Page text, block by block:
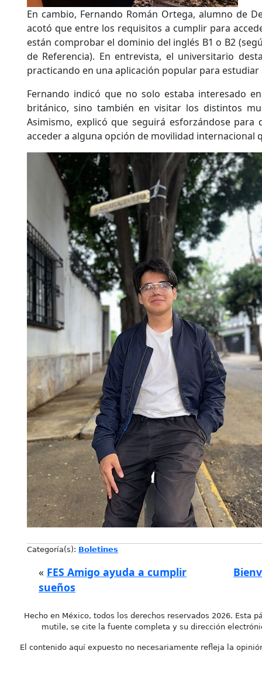
En cambio, Fernando Román Ortega, alumno de
acotó que entre los requisitos a cumplir para
están comprobar el dominio del inglés B1 o B2
de Referencia). En entrevista, el universitario
practicando en una aplicación popular para estudiar
Fernando indicó que no solo estaba interesado
británico, sino también en visitar los distintos
Asimismo, explicó que seguirá esforzándose para
acceder a alguna opción de movilidad internacional
Categoría(s): Boletines
« FES Amigo ayuda a cumplir
sueños
Hecho en México, todos los derechos reservados 2026. Esta
mutile, se cite la fuente completa y su dirección
El contenido aquí expuesto no necesariamente refleja la